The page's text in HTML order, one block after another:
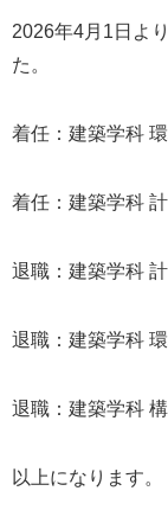
2026年4月1日よ
た。
着任：建築学科
着任：建築学科
退職：建築学科
退職：建築学科
退職：建築学科
以上になります。